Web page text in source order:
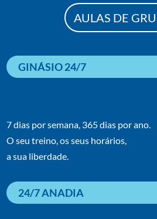
AULAS DE
GINÁSIO 24/7
7 dias por semana, 365 dias por ano.
O seu treino, os seus horários,
a sua liberdade.
24/7 ANADIA